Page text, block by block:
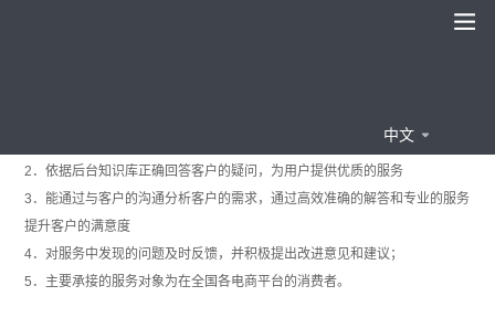
中文
2．依据后台知识库正确回答客户的疑问，为用户提供优质的服务
3．能通过与客户的沟通分析客户的需求，通过高效准确的解答和专业的服务
提升客户的满意度
4．对服务中发现的问题及时反馈，并积极提出改进意见和建议；
5．主要承接的服务对象为在全国各电商平台的消费者。